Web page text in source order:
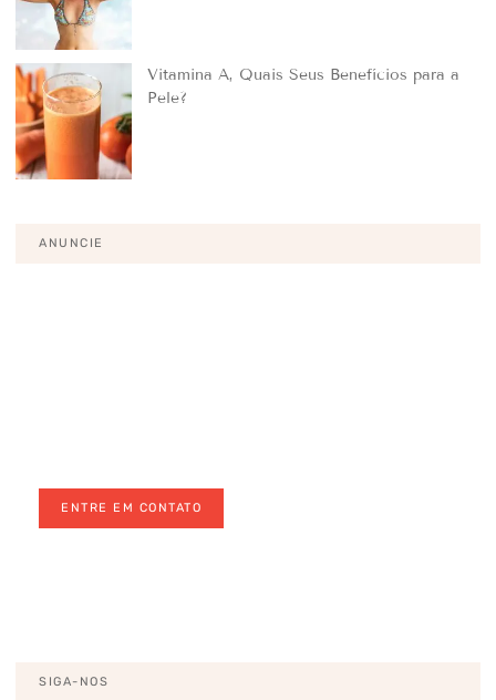
Vitamina A, Quais Seus Benefícios para a
Pele?
ANUNCIE
ENTRE EM CONTATO
SIGA-NOS